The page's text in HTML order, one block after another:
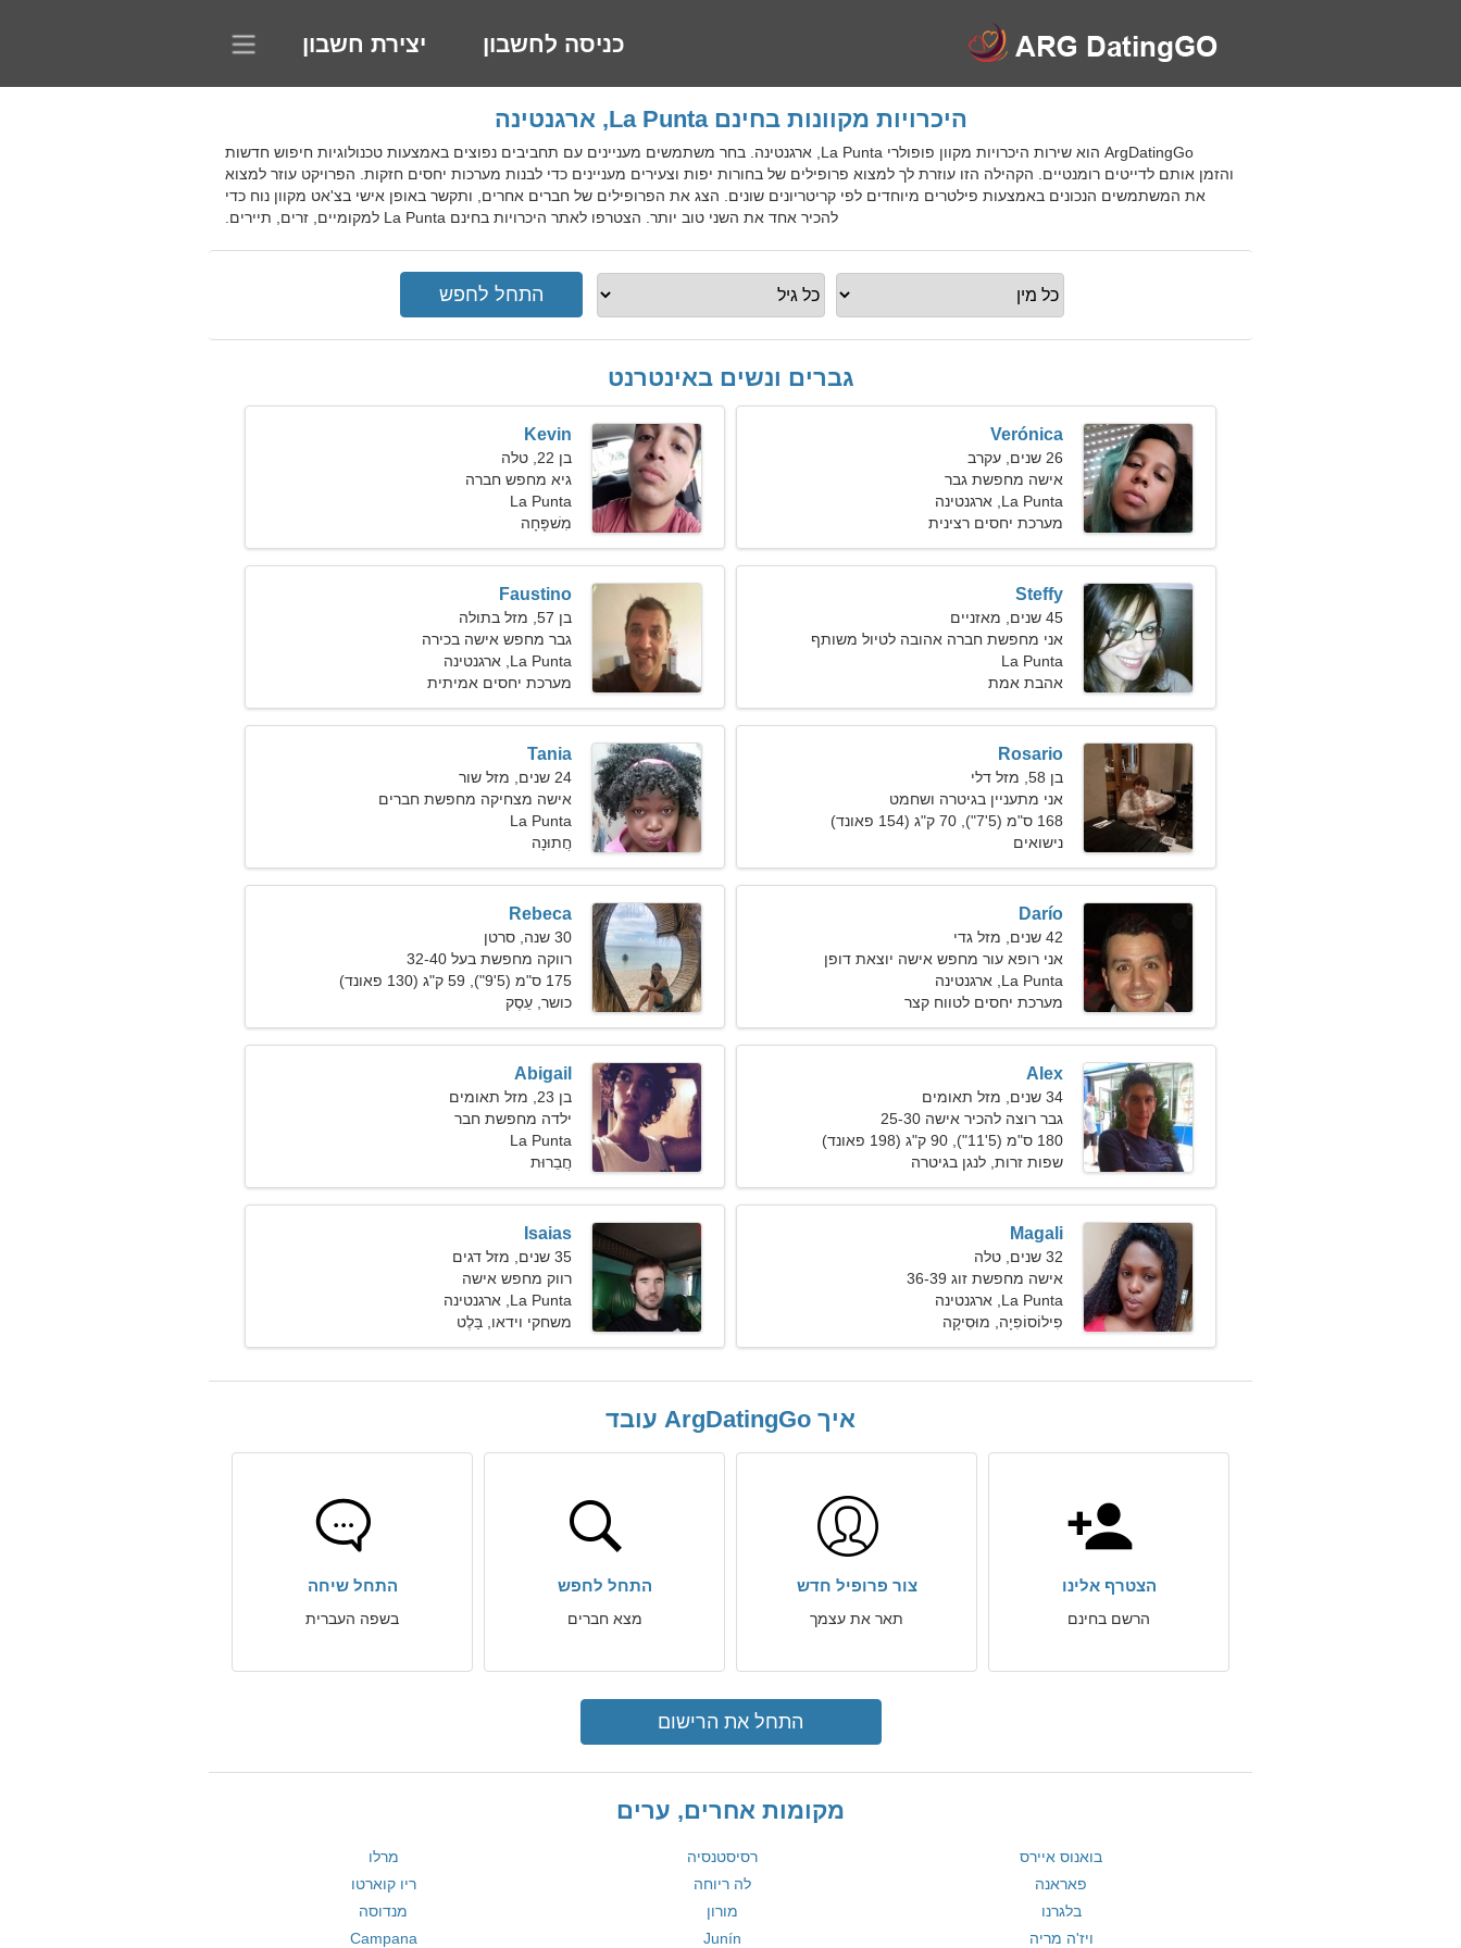
כניסה לחשבון יצירת חשבון
היכרויות מקוונות בחינם La Punta, ארגנטינה
ArgDatingGo הוא שירות היכרויות מקוון פופולרי La Punta, ארגנטינה. בחר משתמשים מעניינים עם תחביבים נפוצים באמצעות טכנולוגיות חיפוש חדשות
והזמן אותם לדייטים רומנטיים. הקהילה הזו עוזרת לך למצוא פרופילים של בחורות יפות וצעירים מעניינים כדי לבנות מערכות יחסים חזקות. הפרויקט עוזר למצוא
את המשתמשים הנכונים באמצעות פילטרים מיוחדים לפי קריטריונים שונים. הצג את הפרופילים של חברים אחרים, ותקשר באופן אישי בצ'אט מקוון נוח כדי
להכיר אחד את השני טוב יותר. הצטרפו לאתר היכרויות בחינם La Punta למקומיים, זרים, תיירים.
גברים ונשים באינטרנט
Verónica
26 שנים, עקרב
אישה מחפשת גבר
La Punta, ארגנטינה
מערכת יחסים רצינית
Kevin
בן 22, טלה
גיא מחפש חברה
La Punta
מִשׁפָּחָה
Steffy
45 שנים, מאזניים
אני מחפשת חברה אהובה לטיול משותף
La Punta
אהבת אמת
Faustino
בן 57, מזל בתולה
גבר מחפש אישה בכירה
La Punta, ארגנטינה
מערכת יחסים אמיתית
Rosario
בן 58, מזל דלי
אני מתעניין בגיטרה ושחמט
168 ס"מ (5'7"), 70 ק"ג (154 פאונד)
נישואים
Tania
24 שנים, מזל שור
אישה מצחיקה מחפשת חברים
La Punta
חֲתוּנָה
Darío
42 שנים, מזל גדי
אני רופא עור מחפש אישה יוצאת דופן
La Punta, ארגנטינה
מערכת יחסים לטווח קצר
Rebeca
30 שנה, סרטן
רווקה מחפשת בעל 32-40
175 ס"מ (5'9"), 59 ק"ג (130 פאונד)
כושר, עֵסֶק
Alex
34 שנים, מזל תאומים
גבר רוצה להכיר אישה 25-30
180 ס"מ (5'11"), 90 ק"ג (198 פאונד)
שפות זרות, לנגן בגיטרה
Abigail
בן 23, מזל תאומים
ילדה מחפשת חבר
La Punta
חֲבֵרוּת
Magali
32 שנים, טלה
אישה מחפשת זוג 36-39
La Punta, ארגנטינה
פִילוֹסוֹפִיָה, מוּסִיקָה
Isaias
35 שנים, מזל דגים
רווק מחפש אישה
La Punta, ארגנטינה
משחקי וידאו, בַּלֶט
איך ArgDatingGo עובד
הצטרף אלינו
הרשם בחינם
צור פרופיל חדש
תאר את עצמך
התחל לחפש
מצא חברים
התחל שיחה
בשפה העברית
התחל את הרישום
מקומות אחרים, ערים
בואנוס איירס רסיסטנסיה
מרלו
פאראנה
לה ריוחה
ריו קוארטו
בלגרנו
מורון
מנדוסה
ויז'ה מריה
Junín
Campana